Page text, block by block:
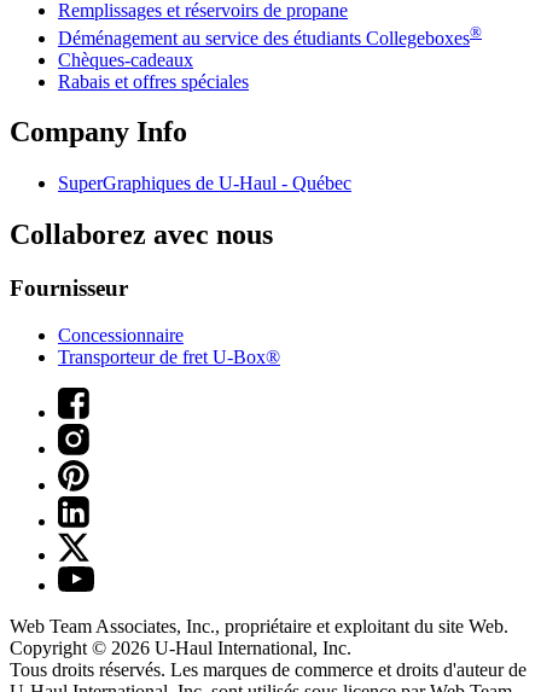
Remplissages et réservoirs de propane
Déménagement au service des étudiants Collegeboxes®
Chèques-cadeaux
Rabais et offres spéciales
Company Info
SuperGraphiques de U-Haul - Québec
Collaborez avec nous
Fournisseur
Concessionnaire
Transporteur de fret U-Box®
Web Team Associates, Inc., propriétaire et exploitant du site Web.
Copyright © 2026 U-Haul International, Inc.
Tous droits réservés. Les marques de commerce et droits d'auteur de